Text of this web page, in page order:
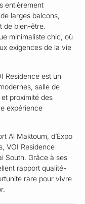
entièrement
larges balcons,
de bien-être.
minimaliste chic, où
exigences de la vie
Residence est un
salle de
proximité des
expérience
Al Maktoum, d’Expo
VOI Residence
South. Grâce à ses
rapport qualité-
rare pour vivre